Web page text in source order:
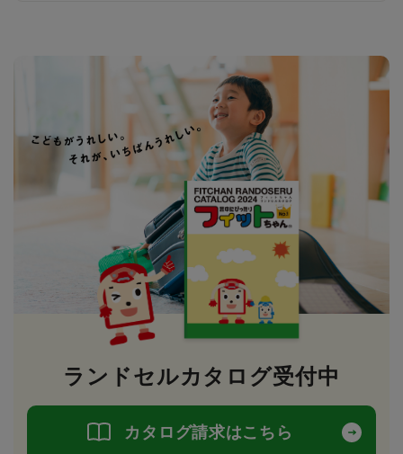
ランドセルカタログ受付中
カタログ請求はこちら